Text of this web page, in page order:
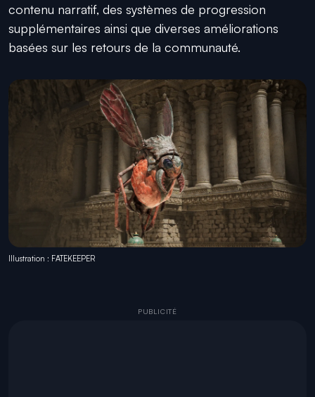
contenu narratif, des systèmes de progression
supplémentaires ainsi que diverses améliorations
basées sur les retours de la communauté.
Illustration : FATEKEEPER